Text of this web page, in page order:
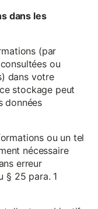
dans les
(par
ou
dans votre
stockage peut
données
ou un tel
nécessaire
erreur
§ 25 para. 1